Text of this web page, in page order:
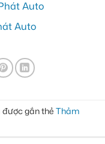
Auto
Auto
được gắn thẻ Thảm